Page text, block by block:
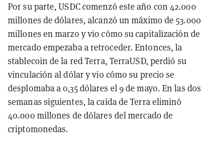
Por su parte, USDC comenzó este año con 42.000
millones de dólares, alcanzó un máximo de 53.000
millones en marzo y vio cómo su capitalización de
mercado empezaba a retroceder. Entonces, la
stablecoin de la red Terra, TerraUSD, perdió su
vinculación al dólar y vio cómo su precio se
desplomaba a 0,35 dólares el 9 de mayo. En las dos
semanas siguientes, la caída de Terra eliminó
40.000 millones de dólares del mercado de
criptomonedas.